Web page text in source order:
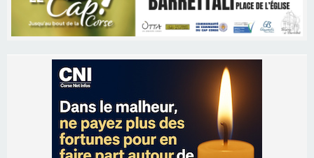
Les brèves
09/08/2026 16:04
Sénatoriales 2B – Jean-François Gaspari retire